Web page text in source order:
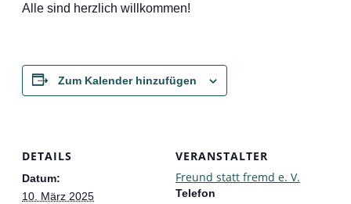
Alle sind herzlich willkommen!
Zum Kalender hinzufügen
DETAILS
Datum:
10. März 2025
VERANSTALTER
Freund statt fremd e. V.
Telefon